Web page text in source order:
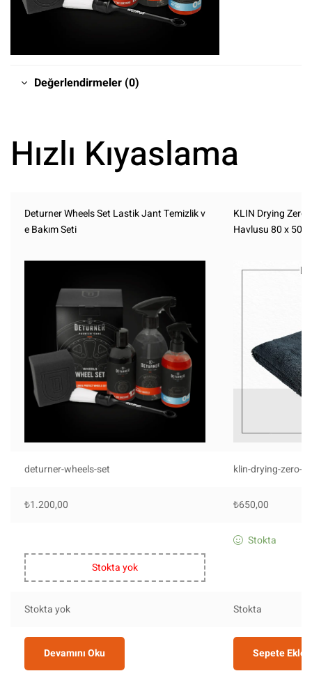
Değerlendirmeler (0)
Hızlı Kıyaslama
Deturner Wheels Set Lastik Jant Temizlik v
e Bakım Seti
KLIN Drying Zero
Havlusu 80 x 50
deturner-wheels-set klin-drying-zero-m
₺1.200,00 ₺650,00
Stokta yok
Stokta
Stokta yok Stokta
Devamını Oku Sepete Ekle